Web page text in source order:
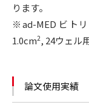
ります。
※ad-MED ビト
1.0cm2, 24ウェル
論文使用実績